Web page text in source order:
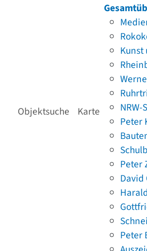
Objektsuche Karte
Kunst
Peter
Peter
Peter